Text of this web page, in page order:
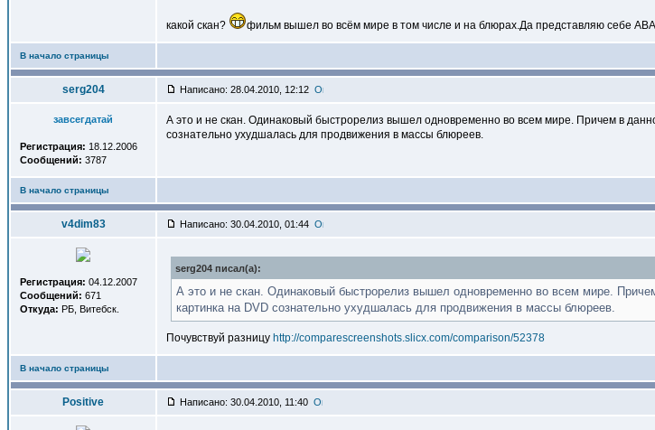
какой скан? фильм вышел во всём мире в том числе и на блюрах.Да представляю себе
В начало страницы
serg204 Написано: 28.04.2010, 12:12
завсегдатай
Регистрация: 18.12.2006
Сообщений: 3787
А это и не скан. Одинаковый быстрорелиз вышел одновременно во всем мире. Причем в
сознательно ухудшалась для продвижения в массы блюреев.
В начало страницы
v4dim83 Написано: 30.04.2010, 01:44
Регистрация: 04.12.2007
Сообщений: 671
Откуда: РБ, Витебск.
serg204 писал(a):
А это и не скан. Одинаковый быстрорелиз вышел одновременно во всем мире.
картинка на DVD сознательно ухудшалась для продвижения в массы блюреев.
Почувствуй разницу http://comparescreenshots.slicx.com/comparison/52378
В начало страницы
Positive Написано: 30.04.2010, 11:40